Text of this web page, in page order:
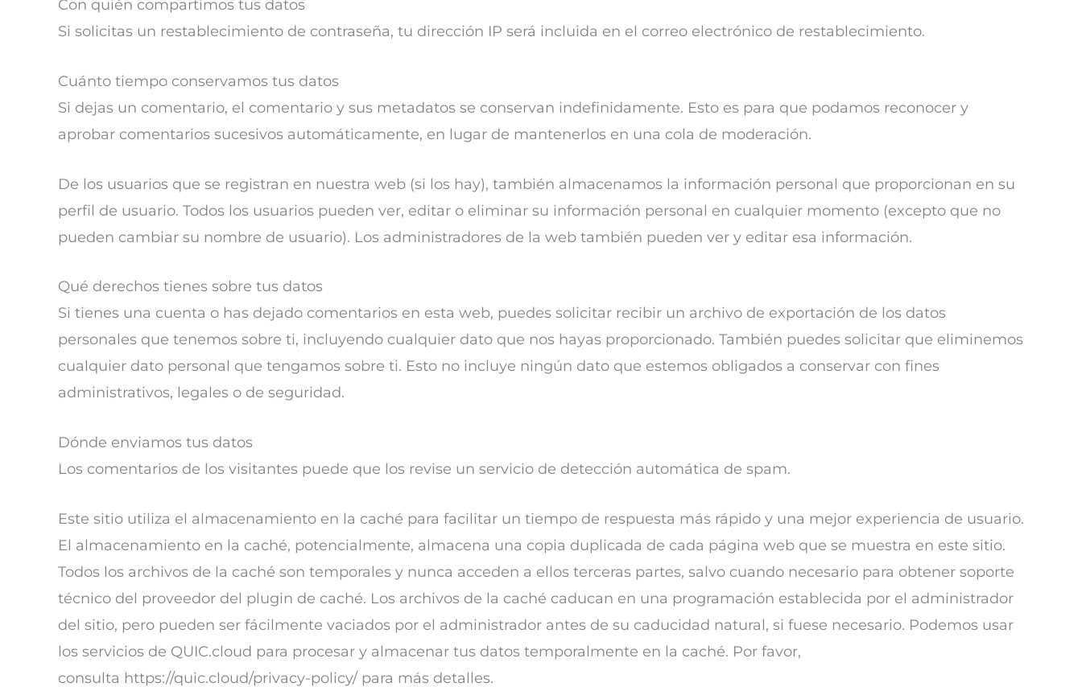
Con quién compartimos tus datos
Si solicitas un restablecimiento de contraseña, tu dirección IP será incluida en el correo electrónico de restablecimiento.
Cuánto tiempo conservamos tus datos
Si dejas un comentario, el comentario y sus metadatos se conservan indefinidamente. Esto es para que podamos reconocer y
aprobar comentarios sucesivos automáticamente, en lugar de mantenerlos en una cola de moderación.
De los usuarios que se registran en nuestra web (si los hay), también almacenamos la información personal que proporcionan en su
perfil de usuario. Todos los usuarios pueden ver, editar o eliminar su información personal en cualquier momento (excepto que no
pueden cambiar su nombre de usuario). Los administradores de la web también pueden ver y editar esa información.
Qué derechos tienes sobre tus datos
Si tienes una cuenta o has dejado comentarios en esta web, puedes solicitar recibir un archivo de exportación de los datos
personales que tenemos sobre ti, incluyendo cualquier dato que nos hayas proporcionado. También puedes solicitar que eliminemos
cualquier dato personal que tengamos sobre ti. Esto no incluye ningún dato que estemos obligados a conservar con fines
administrativos, legales o de seguridad.
Dónde enviamos tus datos
Los comentarios de los visitantes puede que los revise un servicio de detección automática de spam.
Este sitio utiliza el almacenamiento en la caché para facilitar un tiempo de respuesta más rápido y una mejor experiencia de usuario.
El almacenamiento en la caché, potencialmente, almacena una copia duplicada de cada página web que se muestra en este sitio.
Todos los archivos de la caché son temporales y nunca acceden a ellos terceras partes, salvo cuando necesario para obtener soporte
técnico del proveedor del plugin de caché. Los archivos de la caché caducan en una programación establecida por el administrador
del sitio, pero pueden ser fácilmente vaciados por el administrador antes de su caducidad natural, si fuese necesario. Podemos usar
los servicios de QUIC.cloud para procesar y almacenar tus datos temporalmente en la caché. Por favor,
consulta https://quic.cloud/privacy-policy/ para más detalles.